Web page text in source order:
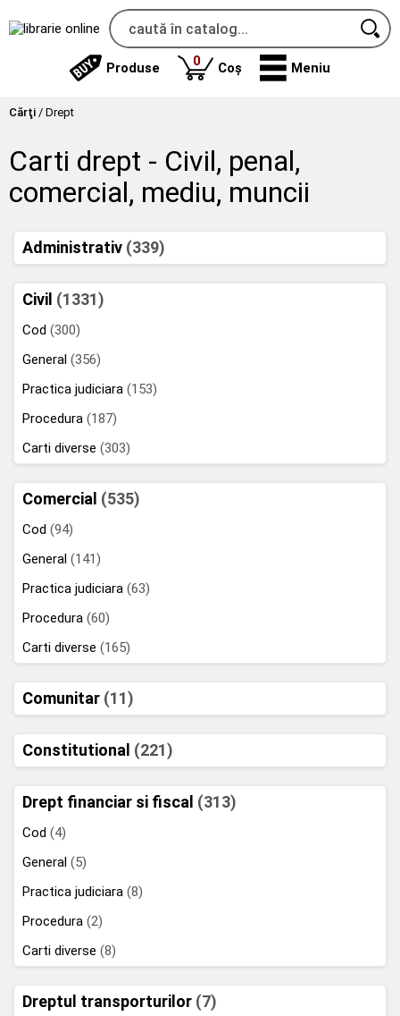
Produse 0produse
Coș Meniu
Cărţi / Drept
Carti drept - Civil, penal,
comercial, mediu, muncii
Administrativ (339)
Civil (1331)
Cod (300)
General (356)
Practica judiciara (153)
Procedura (187)
Carti diverse (303)
Comercial (535)
Cod (94)
General (141)
Practica judiciara (63)
Procedura (60)
Carti diverse (165)
Comunitar (11)
Constitutional (221)
Drept financiar si fiscal (313)
Cod (4)
General (5)
Practica judiciara (8)
Procedura (2)
Carti diverse (8)
Dreptul transporturilor (7)